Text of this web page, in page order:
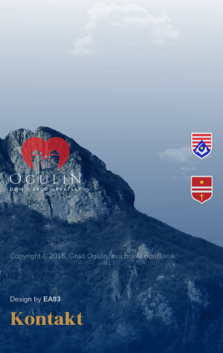
Copyright © 2018. Grad Ogulin, sva prava pridržana.
Design byEA93
Kontakt
Ured: Ulica B.Frankopana 11, 47300 Ogulin